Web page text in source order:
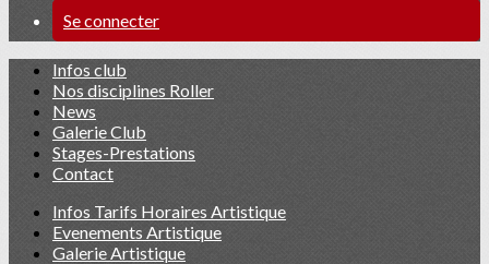
Se connecter
Infos club
Nos disciplines Roller
News
Galerie Club
Stages-Prestations
Contact
Infos Tarifs Horaires Artistique
Evenements Artistique
Galerie Artistique